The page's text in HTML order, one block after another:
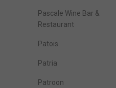
Pascale Wine Bar &
Restaurant
Patois
Patria
Patroon